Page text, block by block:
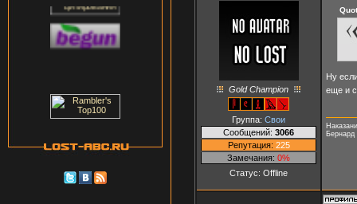
Gold Champion
Группа: Свои
Сообщений: 3066
Репутация: 225
Замечания: 0%
Статус: Offline
Ну
еще и